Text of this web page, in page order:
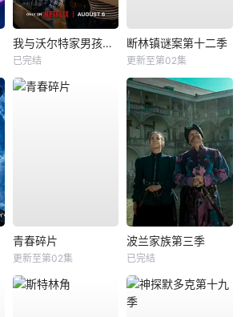
我与沃尔特家男孩的生活第三季
已完结
断林镇谜案第十二季
更新至第02集
青春碎片
更新至第02集
波兰家族第三季
已完结